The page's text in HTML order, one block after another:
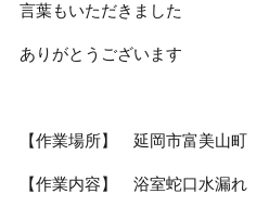
言葉もいただきました
ありがとうございます
【作業場所】 延岡市富美山町
【作業内容】 浴室蛇口水漏れ